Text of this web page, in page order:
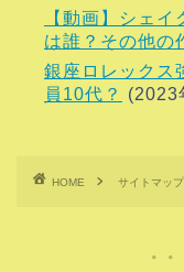
【動画】シェ
は誰？その他の
銀座ロレックス
員10代？
(2023
HOME サイトマップ